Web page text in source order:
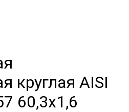
круглая AISI
60,3х1,6